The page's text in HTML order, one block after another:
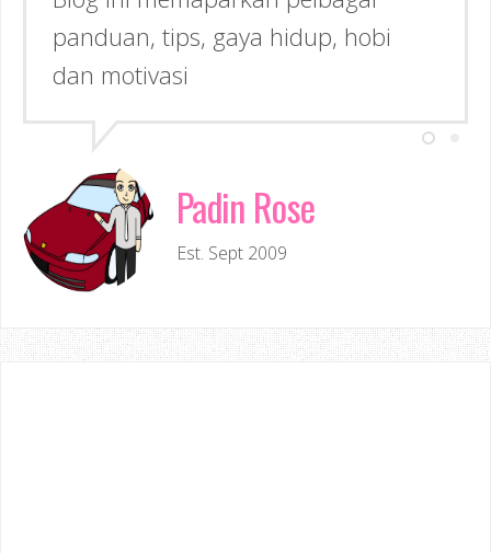
panduan, tips, gaya hidup, hobi
dan motivasi
Inspirasi kepada anda!
Padin Rose
Est. Sept 2009